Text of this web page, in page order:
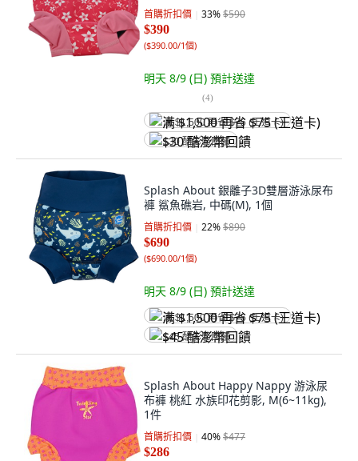
首購折扣價 33%$590
$390
($390.00/1個)
明天 8/9 (日) 預計送達
(4)
满 $1,500 再省 $75 (王道卡)
$30 酷澎幣回饋
Splash About 銀離子3D雙層游泳尿布
褲 鯊魚礁岩, 中碼(M), 1個
首購折扣價 22%$890
$690
($690.00/1個)
明天 8/9 (日) 預計送達
满 $1,500 再省 $75 (王道卡)
$45 酷澎幣回饋
Splash About Happy Nappy 游泳尿
布褲 桃紅 水族印花剪影, M(6~11kg),
1件
首購折扣價 40%$477
$286